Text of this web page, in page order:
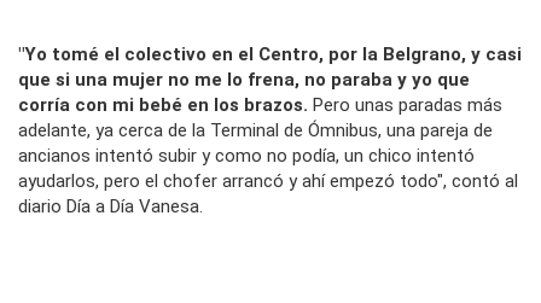
"Yo tomé el colectivo en el Centro, por la Belgrano, y casi
que si una mujer no me lo frena, no paraba y yo que
corría con mi bebé en los brazos. Pero unas paradas más
adelante, ya cerca de la Terminal de Ómnibus, una pareja de
ancianos intentó subir y como no podía, un chico intentó
ayudarlos, pero el chofer arrancó y ahí empezó todo", contó al
diario Día a Día Vanesa.